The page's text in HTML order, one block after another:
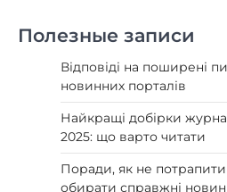
Полезные записи
Відповіді на поширені
новинних порталів
Найкращі добірки
2025: що варто читати
Поради, як не потрапити
обирати справжні